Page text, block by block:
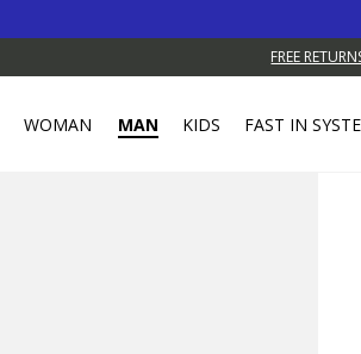
FREE
WOMAN MAN KIDS FAST IN